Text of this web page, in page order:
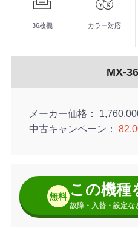
■連続複写速度（A4ヨコ）
■高性能を使いやすく。と
■読み込んだ原稿の表示や
36枚機 カラー対応
MX-
メーカー価格
中古キャンペーン
無料 この機種
故障・入替・設定な